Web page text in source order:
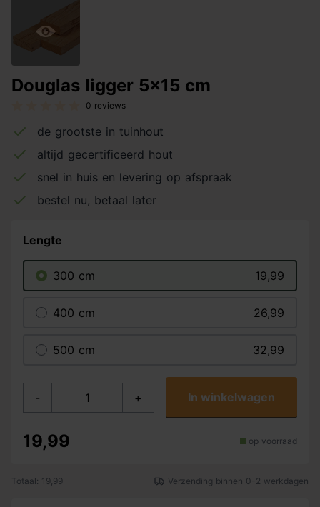
Douglas ligger 5x15 cm
0 reviews
de grootste in tuinhout
altijd gecertificeerd hout
snel in huis en levering op afspraak
bestel nu, betaal later
Lengte
300 cm 19,99
400 cm 26,99
500 cm 32,99
- + In winkelwagen
19,99 op voorraad
Totaal: 19,99 Verzending binnen 0-2 werkdagen